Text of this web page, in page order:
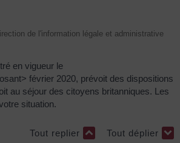
de l'information légale et administrative
en vigueur le
février 2020, prévoit des dispositions
au séjour des citoyens britanniques. Les
situation.
Tout replier Tout déplier